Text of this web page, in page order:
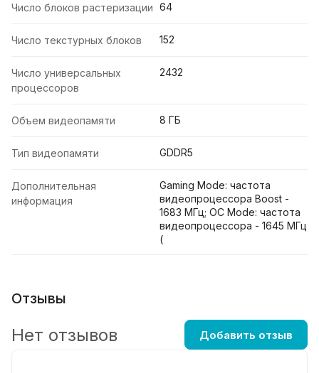
Число блоков растеризации 64
Число текстурных блоков 152
Число универсальных
процессоров
2432
Объем видеопамяти 8 ГБ
Тип видеопамяти GDDR5
Дополнительная
информация
Gaming Mode: частота
видеопроцессора Boost -
1683 МГц; OC Mode: частота
видеопроцессора - 1645 МГц
(
Отзывы
Нет отзывов Добавить отзыв